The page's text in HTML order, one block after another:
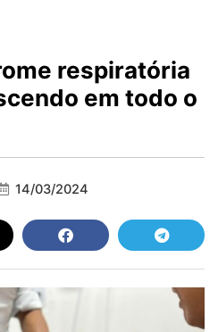
respiratória
em todo o
14/03/2024